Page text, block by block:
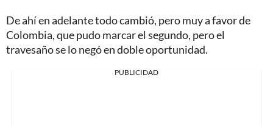
De ahí en adelante todo cambió, pero muy a favor de
Colombia, que pudo marcar el segundo, pero el
travesaño se lo negó en doble oportunidad.
PUBLICIDAD